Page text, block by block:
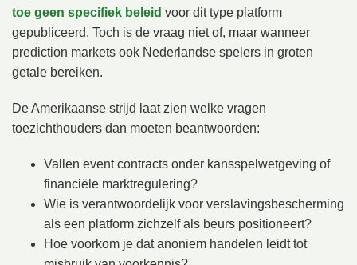
toe geen specifiek beleid voor dit type platform
gepubliceerd. Toch is de vraag niet of, maar wanneer
prediction markets ook Nederlandse spelers in groten
getale bereiken.
De Amerikaanse strijd laat zien welke vragen
toezichthouders dan moeten beantwoorden:
Vallen event contracts onder kansspelwetgeving of
financiële marktregulering?
Wie is verantwoordelijk voor verslavingsbescherming
als een platform zichzelf als beurs positioneert?
Hoe voorkom je dat anoniem handelen leidt tot